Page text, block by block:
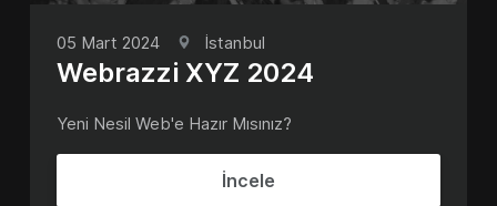
05 Mart 2024 İstanbul
Webrazzi XYZ 2024
Yeni Nesil Web'e Hazır Mısınız?
İncele